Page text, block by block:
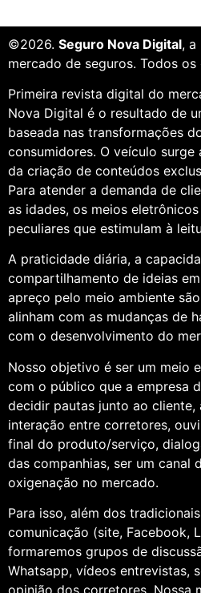
©2026. Seguro Nova Digital, a
mercado de seguros. Todos
Primeira revista digital do
Nova Digital é o resultado de
baseada nas transformações
consumidores. O veículo
da criação de conteúdos
Para atender a demanda de
as idades, os meios
peculiares que estimulam à
A praticidade diária, a
compartilhamento de ideias
apreço pelo meio ambiente
alinham com as mudanças de
com o desenvolvimento do
Nosso objetivo é ser um meio
com o público que a empresa
decidir pautas junto ao cliente,
interação entre corretores,
final do produto/serviço,
das companhias, ser um canal
oxigenação no mercado.
Para isso, além dos
comunicação (site, Facebook,
formaremos grupos de
Whatsapp, vídeos entrevistas,